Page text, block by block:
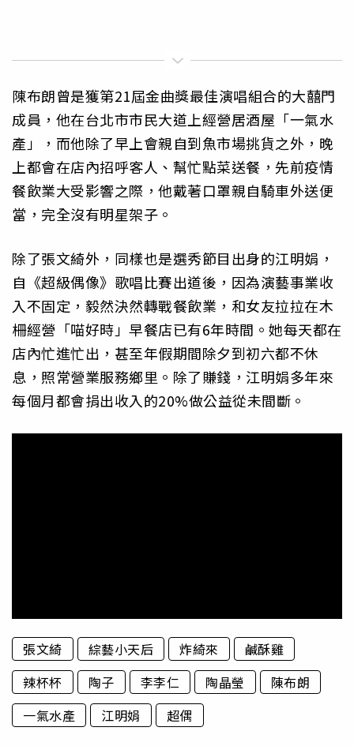
陳布朗曾是獲第21屆金曲獎最佳演唱組合的大囍門
成員，他在台北市市民大道上經營居酒屋「一氣水
產」，而他除了早上會親自到魚市場挑貨之外，晚
上都會在店內招呼客人、幫忙點菜送餐，先前疫情
餐飲業大受影響之際，他戴著口罩親自騎車外送便
當，完全沒有明星架子。
除了張文綺外，同樣也是選秀節目出身的江明娟，
自《超級偶像》歌唱比賽出道後，因為演藝事業收
入不固定，毅然決然轉戰餐飲業，和女友拉拉在木
柵經營「喵好時」早餐店已有6年時間。她每天都在
店內忙進忙出，甚至年假期間除夕到初六都不休
息，照常營業服務鄉里。除了賺錢，江明娟多年來
每個月都會捐出收入的20%做公益從未間斷。
張文綺 綜藝小天后 炸綺來
鹹酥雞
辣杯杯
陶子 李李仁 陶晶瑩
陳布朗
一氣水產
江明娟 超偶